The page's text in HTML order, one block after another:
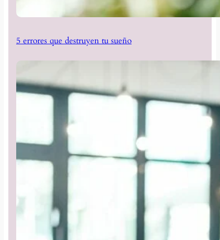
5 errores que destruyen tu sueño